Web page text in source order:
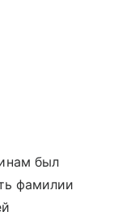
был
фамилии